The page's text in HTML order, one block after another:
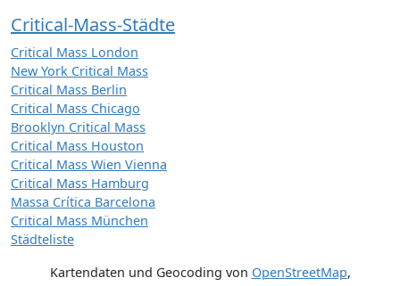
Critical-Mass-Städte
Critical Mass London
New York Critical Mass
Critical Mass Berlin
Critical Mass Chicago
Brooklyn Critical Mass
Critical Mass Houston
Critical Mass Wien Vienna
Critical Mass Hamburg
Massa Crítica Barcelona
Critical Mass München
Städteliste
Kartendaten und Geocoding von OpenStreetMap,